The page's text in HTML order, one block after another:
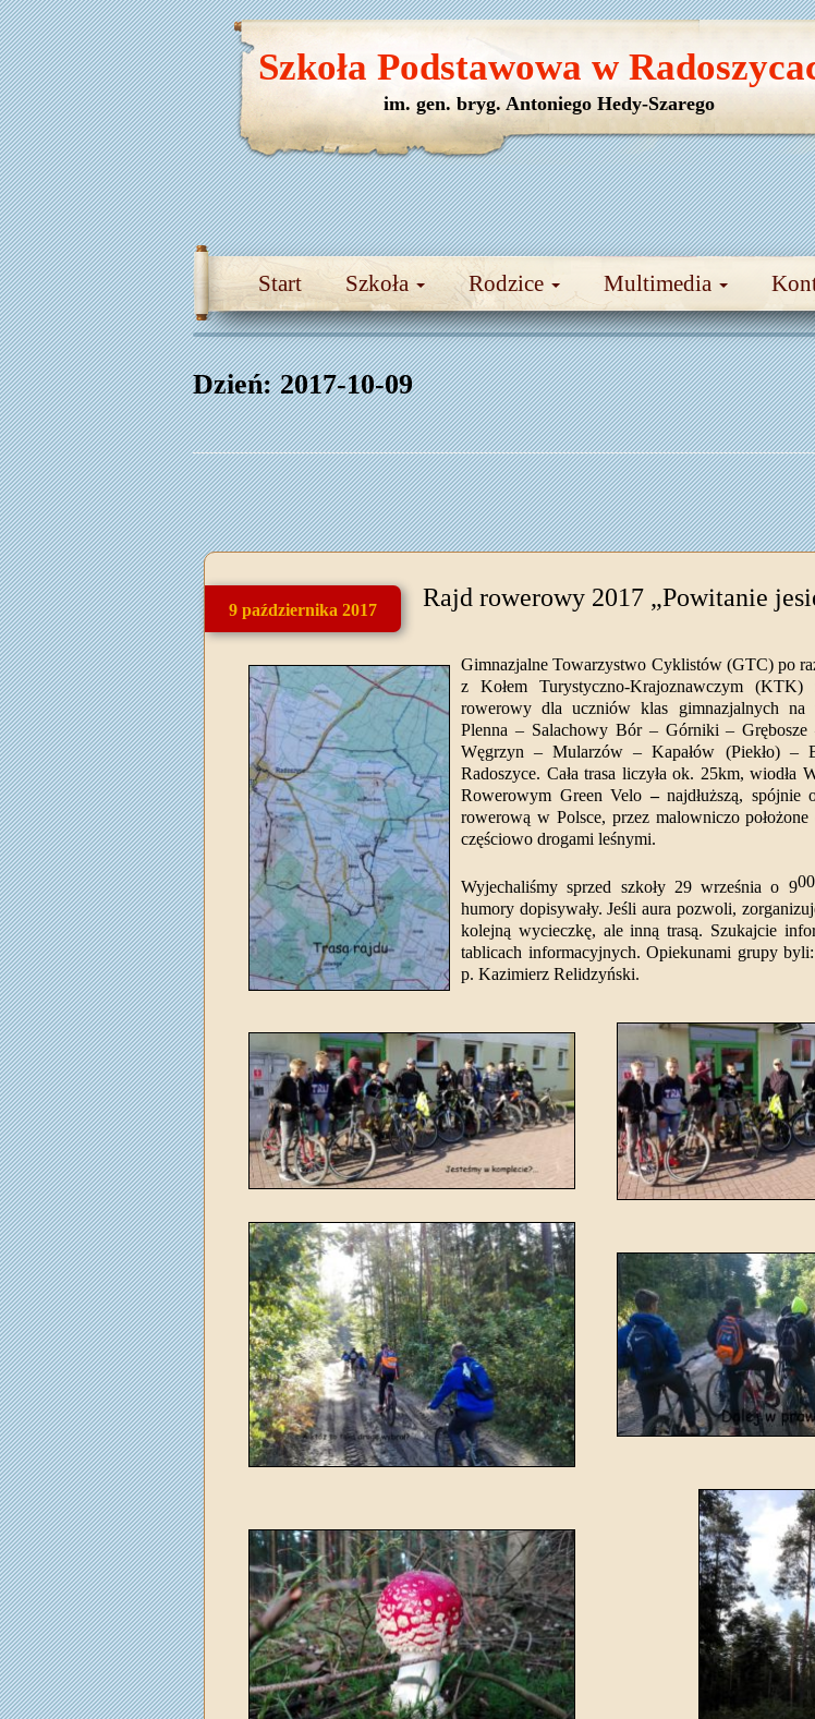
Start Szkoła Rodzice Multimedia
Szkoła Podstawowa w
im. gen. bryg. Antoniego Hedy-Szarego
Dzień:2017-10-09
9 października 2017 Rajd rowerowy 2017 „Powitanie
Gimnazjalne Towarzystwo Cyklistów (GTC) po
z Kołem Turystyczno-Krajoznawczym (KTK)
rowerowy dla uczniów klas gimnazjalnych na
Plenna – Salachowy Bór – Górniki –
Węgrzyn – Mularzów – Kapałów (Piekło) –
Radoszyce. Cała trasa liczyła ok. 25km, wiodła
Rowerowym Green Velo –najdłuższą, spójnie
rowerową w Polsce, przez malowniczo
częściowo drogami leśnymi.
Wyjechaliśmy sprzed szkoły 29 września o 900
humory dopisywały. Jeśli aura pozwoli,
kolejną wycieczkę, ale inną trasą. Szukajcie
tablicach informacyjnych. Opiekunami grupy
p. Kazimierz Relidzyński.